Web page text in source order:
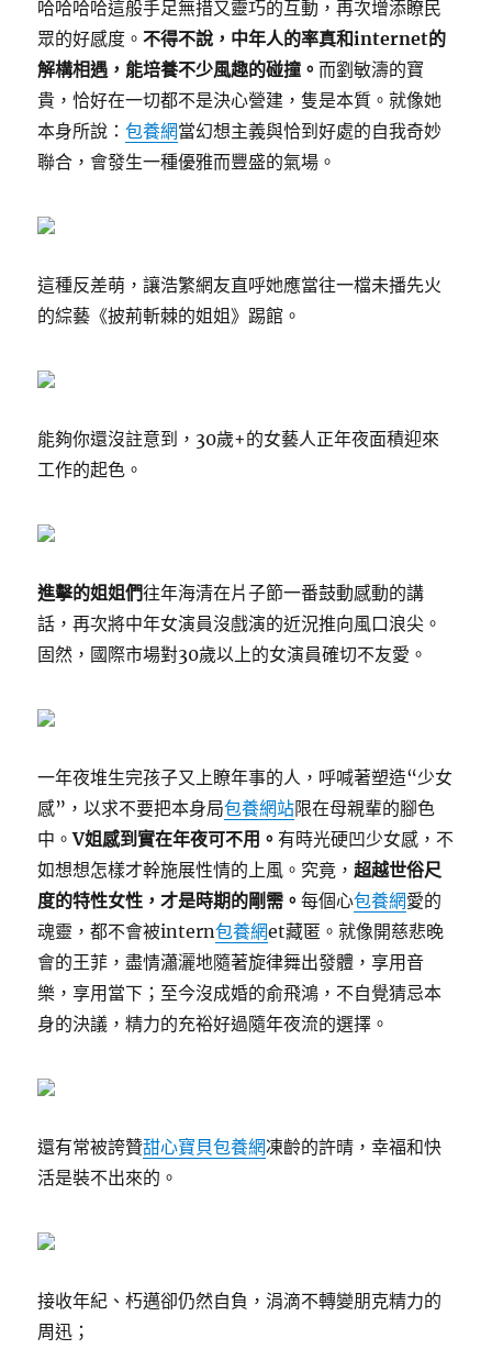
哈哈哈哈這般手足無措又靈巧的互動，再次增添瞭民
眾的好感度。不得不說，中年人的率真和internet的
解構相遇，能培養不少風趣的碰撞。而劉敏濤的寶
貴，恰好在一切都不是決心營建，隻是本質。就像她
本身所說：包養網當幻想主義與恰到好處的自我奇妙
聯合，會發生一種優雅而豐盛的氣場。
這種反差萌，讓浩繁網友直呼她應當往一檔未播先火
的綜藝《披荊斬棘的姐姐》踢館。
能夠你還沒註意到，30歲+的女藝人正年夜面積迎來
工作的起色。
進擊的姐姐們往年海清在片子節一番鼓動感動的講
話，再次將中年女演員沒戲演的近況推向風口浪尖。
固然，國際市場對30歲以上的女演員確切不友愛。
一年夜堆生完孩子又上瞭年事的人，呼喊著塑造“少女
感”，以求不要把本身局包養網站限在母親輩的腳色
中。V姐感到實在年夜可不用。 有時光硬凹少女感，不
如想想怎樣才幹施展性情的上風。究竟，超越世俗尺
度的特性女性，才是時期的剛需。每個心包養網愛的
魂靈，都不會被intern包養網et藏匿。就像開慈悲晚
會的王菲，盡情瀟灑地隨著旋律舞出發體，享用音
樂，享用當下；至今沒成婚的俞飛鴻，不自覺猜忌本
身的決議，精力的充裕好過隨年夜流的選擇。
還有常被誇贊甜心寶貝包養網凍齡的許晴，幸福和快
活是裝不出來的。
接收年紀、朽邁卻仍然自負，涓滴不轉變朋克精力的
周迅；